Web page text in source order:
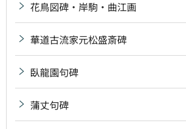
花鳥図碑・岸駒・曲江画
華道古流家元松盛斎碑
臥龍園句碑
蒲丈句碑